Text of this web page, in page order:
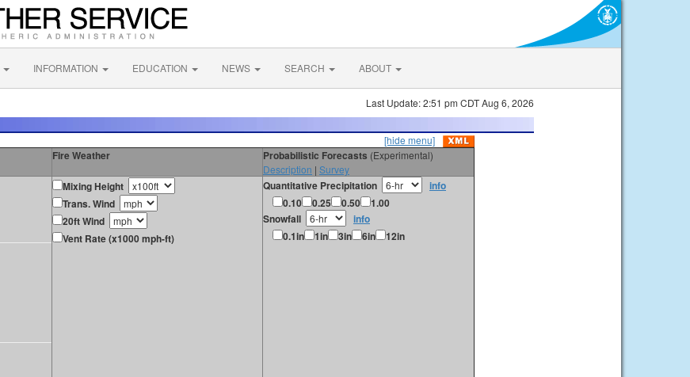
INFORMATION EDUCATION NEWS SEARCH ABOUT
Last Update: 2:51 pm CDT Aug 6, 2026
[hide menu]
Fire Weather Probabilistic Forecasts (Experimental)
Description | Survey
Mixing Height
Trans. Wind
20ft Wind
Vent Rate (x1000 mph-ft)
Quantitative Precipitation
info
0.10
0.25 0.50
1.00
Snowfall
info
0.1in
1in 3in 6in 12in